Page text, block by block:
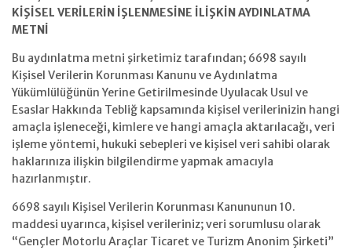
KİŞİSEL VERİLERİN İŞLENMESİNE İLİŞKİN AYDINLATMA
METNİ
Bu aydınlatma metni şirketimiz tarafından; 6698 sayılı
Kişisel Verilerin Korunması Kanunu ve Aydınlatma
Yükümlülüğünün Yerine Getirilmesinde Uyulacak Usul ve
Esaslar Hakkında Tebliğ kapsamında kişisel verilerinizin hangi
amaçla işleneceği, kimlere ve hangi amaçla aktarılacağı, veri
işleme yöntemi, hukuki sebepleri ve kişisel veri sahibi olarak
haklarınıza ilişkin bilgilendirme yapmak amacıyla
hazırlanmıştır.
6698 sayılı Kişisel Verilerin Korunması Kanununun 10.
maddesi uyarınca, kişisel verileriniz; veri sorumlusu olarak
“Gençler Motorlu Araçlar Ticaret ve Turizm Anonim Şirketi”